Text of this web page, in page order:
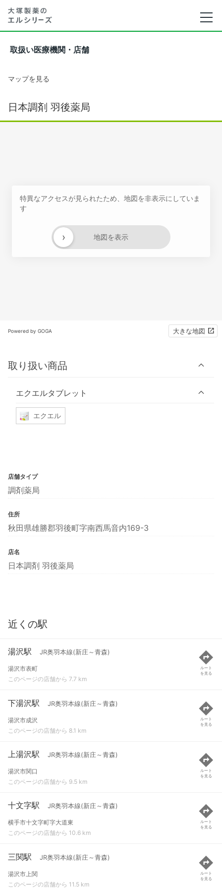
取扱い医療機関・店舗
マップを見る
日本調剤 羽後薬局
特異なアクセスが見られたため、地図を非表示にしていま
す
地図を表示
›
Powered by GOGA 大きな地図
取り扱い商品
エクエルタブレット
エクエル
店舗タイプ
調剤薬局
住所
秋田県雄勝郡羽後町字南西馬音内169-3
店名
日本調剤 羽後薬局
近くの駅
湯沢駅 JR奥羽本線(新庄～青森)
湯沢市表町
このページの店舗から 7.7 km
ルート
を見る
下湯沢駅 JR奥羽本線(新庄～青森)
湯沢市成沢
このページの店舗から 8.1 km
ルート
を見る
上湯沢駅 JR奥羽本線(新庄～青森)
湯沢市関口
このページの店舗から 9.5 km
ルート
を見る
十文字駅 JR奥羽本線(新庄～青森)
横手市十文字町字大道東
このページの店舗から 10.6 km
ルート
を見る
三関駅 JR奥羽本線(新庄～青森)
湯沢市上関
このページの店舗から 11.5 km
ルート
を見る